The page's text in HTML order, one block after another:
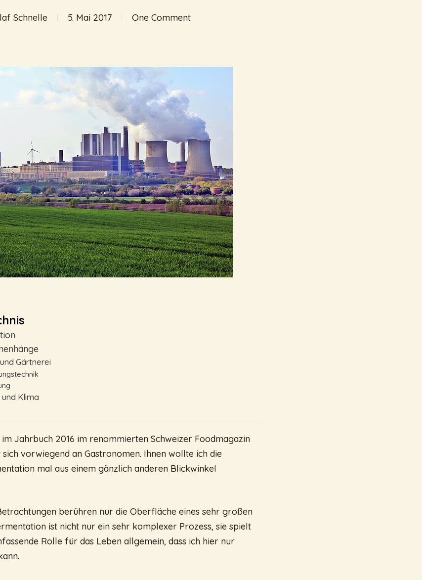
Schnelle 5. Mai 2017 One Comment
Gärtnerei
Klima
Jahrbuch 2016 im renommierten Schweizer Foodmagazin
sich vorwiegend an Gastronomen. Ihnen wollte ich die
mal aus einem gänzlich anderen Blickwinkel
berühren nur die Oberfläche eines sehr großen
ist nicht nur ein sehr komplexer Prozess, sie spielt
Rolle für das Leben allgemein, dass ich hier nur